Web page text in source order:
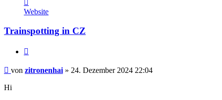
von
zitronenhai
Website
Trainspotting in CZ
Beitrag
von zitronenhai » 24. Dezember 2024 22:04
Hi